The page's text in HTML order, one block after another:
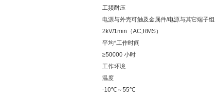
工频耐压
电源与外壳可触及金属件/电源与其它端子组
2kV/1min（AC,RMS）
平均*工作时间
≥50000 小时
工作环境
温度
-10℃～55℃